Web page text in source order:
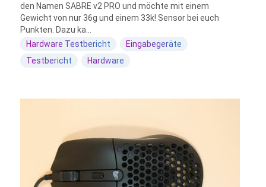
den Namen SABRE v2 PRO und möchte mit einem
Gewicht von nur 36g und einem 33k! Sensor bei euch
Punkten. Dazu ka...
Hardware Testbericht
Eingabegeräte
Testbericht
Hardware